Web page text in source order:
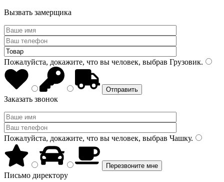
Вызвать замерщика
Пожалуйста, докажите, что вы человек, выбрав Грузовик.
Заказать звонок
Пожалуйста, докажите, что вы человек, выбрав Чашку.
Письмо директору